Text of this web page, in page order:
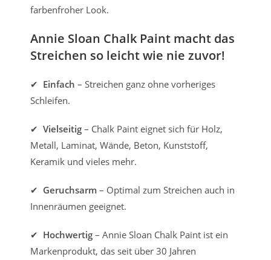
farbenfroher Look.
Annie Sloan Chalk Paint macht das
Streichen so leicht wie nie zuvor!
✔ Einfach – Streichen ganz ohne vorheriges
Schleifen.
✔ Vielseitig – Chalk Paint eignet sich für Holz,
Metall, Laminat, Wände, Beton, Kunststoff,
Keramik und vieles mehr.
✔ Geruchsarm – Optimal zum Streichen auch in
Innenräumen geeignet.
✔ Hochwertig – Annie Sloan Chalk Paint ist ein
Markenprodukt, das seit über 30 Jahren